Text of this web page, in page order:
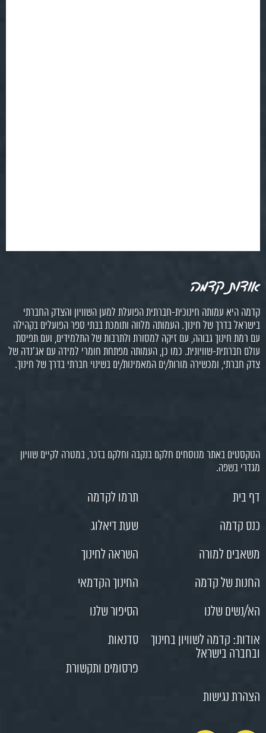
אודות קדמה
קדמה היא עמותה חינוכית-חברתית הפועלת למען השוויון והצדק החברתי
בישראל בדרך של חינוך. העמותה מלווה ותומכת בבתי ספר הפועלים בקהילה
עם רמת חינוך גבוהה, עם זיקה למסורת ולתרבות של התלמידים, ועם תפיסת
עולם חברתית-שוויונית. כמו כן, העמותה מפתחת חומרי למידה עם אג'נדה של
צדק חברתי, ומכשירה מורות/ים המאמינות/ים בשינוי חברתי בדרך של חינוך.
הטקסטים באתר מנוסחים חלקם בנקבה וחלקם בזכר, במטרה לקיים שוויון
מגדרי בשפה.
דף בית
תרמו לקדמה
כנס קדמה
שעת דיאלוג
משאבים למורה
השראה לחינוך
החנות של קדמה
החינוך הקדמאי
הא/נשים שלנו
הסיפור שלנו
אודות: קדמה לשוויון בחינוך
ובחברה בישראל
סדנאות
פרסומים ותקשורת
הצהרת נגישות